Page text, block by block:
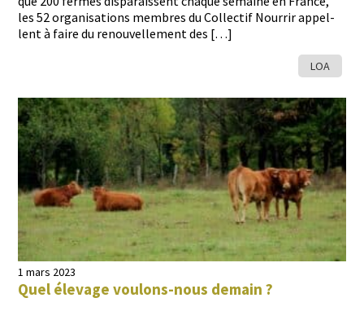
les 52 organ­i­sa­tions mem­bres du Col­lec­tif Nour­rir appel­
lent à faire du renou­velle­ment des […]
LOA
1 mars 2023
Quel élevage voulons-nous demain ?